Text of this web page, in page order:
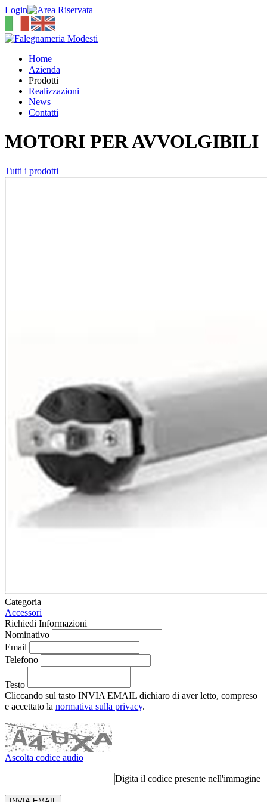
Login
Home
Azienda
Prodotti
Realizzazioni
News
Contatti
MOTORI PER AVVOLGIBILI
Tutti i prodotti
Categoria
Accessori
Richiedi Informazioni
Nominativo
Email
Telefono
Testo
Cliccando sul tasto INVIA EMAIL dichiaro di aver letto, compreso
e accettato la normativa sulla privacy.
Ascolta codice audio
Digita il codice presente nell'immagine